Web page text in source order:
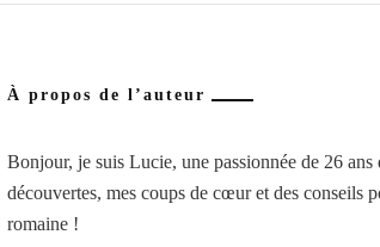
À propos de l’auteur
Bonjour, je suis Lucie, une passionnée de 26
découvertes, mes coups de cœur et des conseils
romaine !